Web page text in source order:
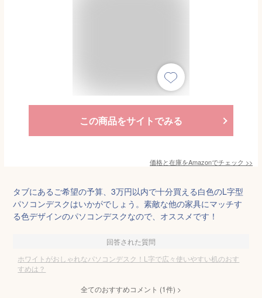
この商品をサイトでみる
価格と在庫をAmazonでチェック >>
タブにあるご希望の予算、3万円以内で十分買える白色のL字型
パソコンデスクはいかがでしょう。素敵な他の家具にマッチす
る色デザインのパソコンデスクなので、オススメです！
回答された質問
ホワイトがおしゃれなパソコンデスク！L字で広々使いやすい机のおす
すめは？
全てのおすすめコメント (1件) >